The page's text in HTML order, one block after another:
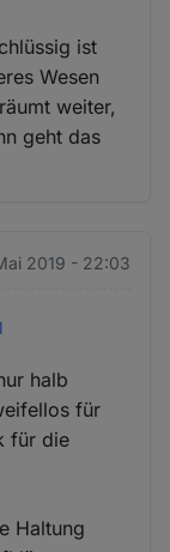
ist
Wesen
weiter,
geht das
2019 - 22:03
halb
für
für die
Haltung